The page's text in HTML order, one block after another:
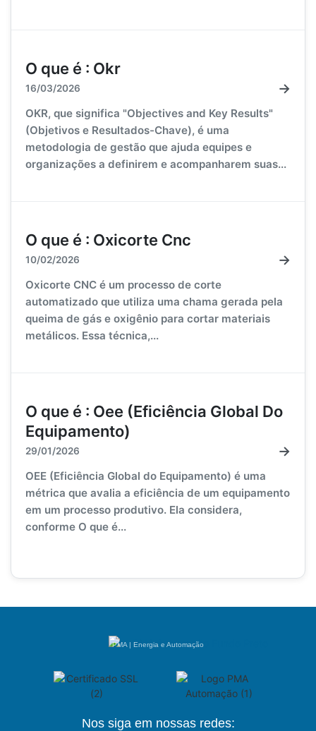
O que é : Okr
16/03/2026 →
OKR, que significa "Objectives and Key Results"
(Objetivos e Resultados-Chave), é uma
metodologia de gestão que ajuda equipes e
organizações a definirem e acompanharem suas...
O que é : Oxicorte Cnc
10/02/2026 →
Oxicorte CNC é um processo de corte
automatizado que utiliza uma chama gerada pela
queima de gás e oxigênio para cortar materiais
metálicos. Essa técnica,...
O que é : Oee (Eficiência Global Do
Equipamento)
29/01/2026 →
OEE (Eficiência Global do Equipamento) é uma
métrica que avalia a eficiência de um equipamento
em um processo produtivo. Ela considera,
conforme O que é...
PMA | Energia e Automação
Nos siga em nossas redes: